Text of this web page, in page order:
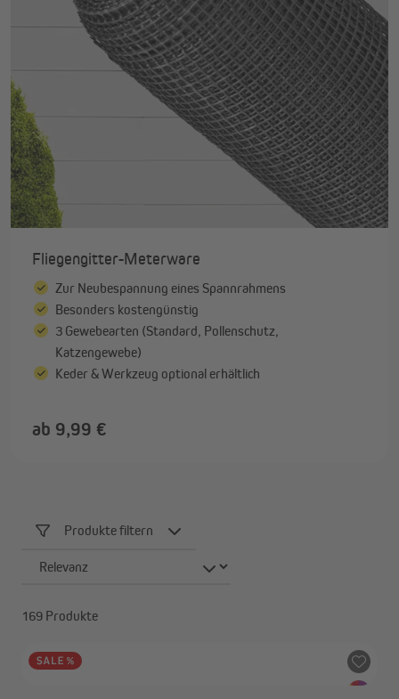
Fliegengitter-Meterware
Zur Neubespannung eines Spannrahmens
Besonders kostengünstig
3 Gewebearten (Standard, Pollenschutz,
Katzengewebe)
Keder & Werkzeug optional erhältlich
ab 9,99 €
Produkte filtern
169 Produkte